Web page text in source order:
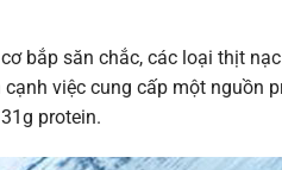
bắp săn chắc, các loại thịt
việc cung cấp một nguồn
protein.